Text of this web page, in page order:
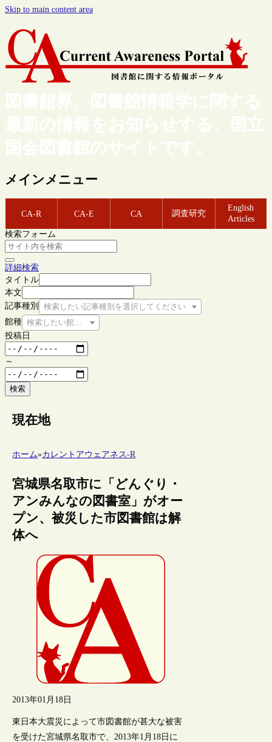
Skip to main content area
図書館界、図書館情報学に関する
最新の情報をお知らせする、国立
国会図書館のサイトです。
メインメニュー
CA-R CA-E CA 調査研究
English
Articles
検索フォーム
詳細検索
タイトル
本文
記事種別
検索したい記事種別を選択してください
館種 検索したい館種を選択してください
投稿日
～
検索
現在地
ホーム»カレントアウェアネス-R
宮城県名取市に「どんぐり・
アンみんなの図書室」がオー
プン、被災した市図書館は解
体へ
2013年01月18日
東日本大震災によって市図書館が甚大な被害
を受けた宮城県名取市で、2013年1月18日に